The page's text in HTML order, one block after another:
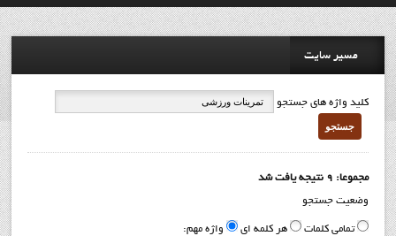
مسیر سایت
کلید واژه های جستجو
جستجو
مجموعا: 9 نتیجه یافت شد
وضعیت جستجو
تمامی کلمات هر کلمه ای واژه مهم: